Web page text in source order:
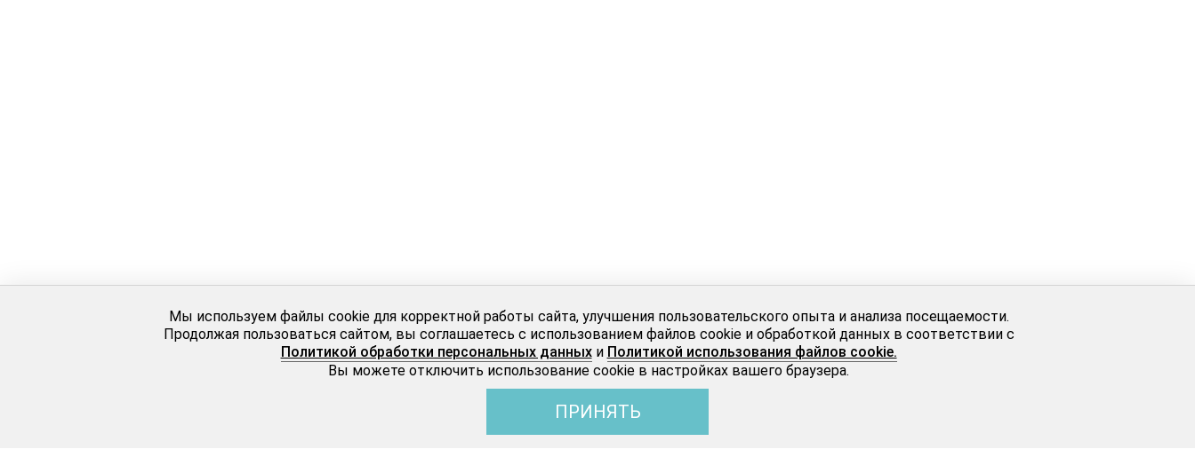
Мы используем файлы cookie для корректной работы сайта, улучшения пользовательского опыта и анализа посещаемости.
Продолжая пользоваться сайтом, вы соглашаетесь с использованием файлов cookie и обработкой данных в соответствии с
Политикой обработки персональных данныхи Политикой использования файлов cookie.
Вы можете отключить использование cookie в настройках вашего браузера.
ПРИНЯТЬ